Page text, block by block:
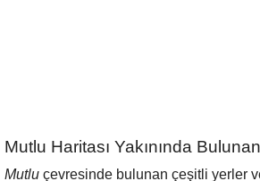
Mutlu Haritası Yakınında
Mutlu çevresinde bulunan çeşitli yerler